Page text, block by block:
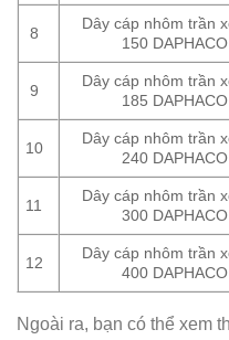
8
Dây cáp nhôm trần
150 DAPHACO
9
Dây cáp nhôm trần
185 DAPHACO
10
Dây cáp nhôm trần
240 DAPHACO
11
Dây cáp nhôm trần
300 DAPHACO
12
Dây cáp nhôm trần
400 DAPHACO
Ngoài ra, bạn có thể xem